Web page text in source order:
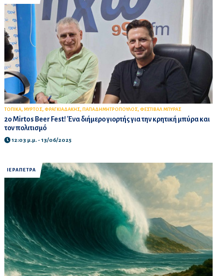
ΤΟΠΙΚΑ, ΜΥΡΤΟΣ, ΦΡΑΓΚΙΑΔΑΚΗΣ, ΠΑΠΑΔΗΜΗΤΡΟΠΟΥΛΟΣ, ΦΕΣΤΙΒΑΛ ΜΠΥΡΑΣ
2ο Mirtos Beer Fest! Ένα διήμερο γιορτής για την κρητική μπύρα και
τον πολιτισμό
12:03 μ.μ. - 13/06/2025
ΙΕΡΑΠΕΤΡΑ